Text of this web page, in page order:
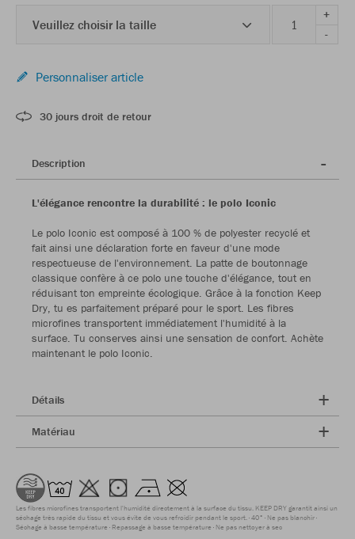
Veuillez choisir la taille
+
-
Personnaliser article
30 jours droit de retour
Description
L'élégance rencontre la durabilité : le polo Iconic
Le polo Iconic est composé à 100 % de polyester recyclé et
fait ainsi une déclaration forte en faveur d'une mode
respectueuse de l'environnement. La patte de boutonnage
classique confère à ce polo une touche d'élégance, tout en
réduisant ton empreinte écologique. Grâce à la fonction Keep
Dry, tu es parfaitement préparé pour le sport. Les fibres
microfines transportent immédiatement l'humidité à la
surface. Tu conserves ainsi une sensation de confort. Achète
maintenant le polo Iconic.
Détails
Matériau
Les fibres microfines transportent l'humidité directement à la surface du tissu. KEEP DRY garantit ainsi un
séchage très rapide du tissu et vous évite de vous refroidir pendant le sport. 40° Ne pas blanchir
Séchage à basse température Repassage à basse température Ne pas nettoyer à sec